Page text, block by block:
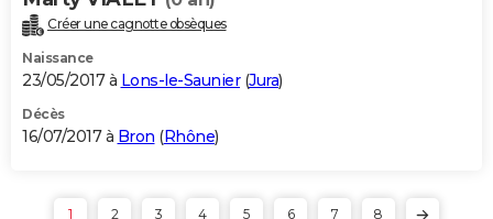
Créer une cagnotte obsèques
Naissance
23/05/2017 à Lons-le-Saunier(Jura)
Décès
16/07/2017 à Bron (Rhône)
1 2 3 4 5 6 7 8